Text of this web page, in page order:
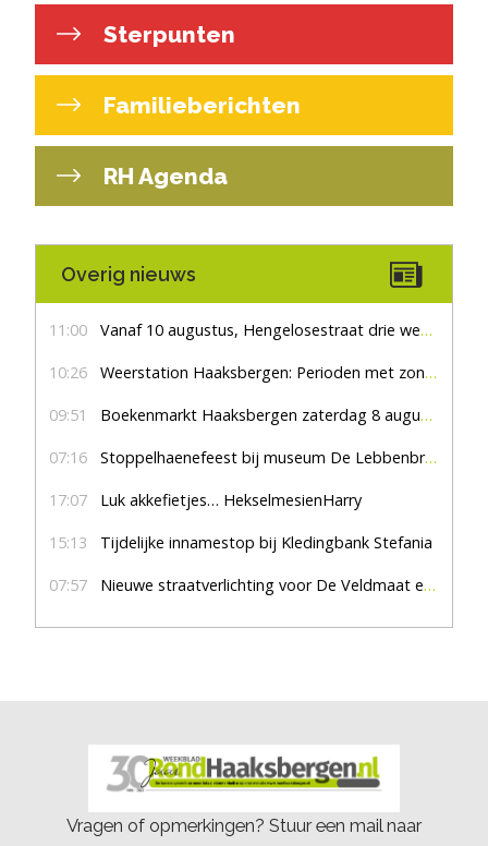
Sterpunten
Familieberichten
RH Agenda
Overig nieuws
11:00 Vanaf 10 augustus, Hengelosestraat drie weken dicht voor doorgaand verkeer
10:26 Weerstation Haaksbergen: Perioden met zon en droog
09:51 Boekenmarkt Haaksbergen zaterdag 8 augustus, marktplein Haaksbergen
07:16 Stoppelhaenefeest bij museum De Lebbenbrugge
17:07 Luk akkefietjes… HekselmesienHarry
15:13 Tijdelijke innamestop bij Kledingbank Stefania
07:57 Nieuwe straatverlichting voor De Veldmaat en De Pas
Vragen of opmerkingen? Stuur een mail naar